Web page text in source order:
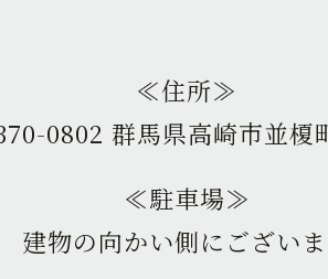
≪住所≫
0802 群馬県高崎市並榎
≪駐車場≫
建物の向かい側にござい